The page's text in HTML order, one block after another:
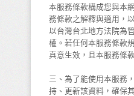
本服務條款構成您與本
務條款之解釋與適用，
以台灣台北地方法院為
權。若任何本服務條款
真意生效，且本服務條
三、為了能使用本服務
持、更新該資料，確保